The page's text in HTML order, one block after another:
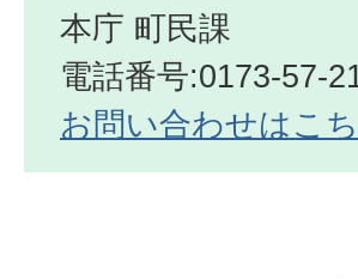
本庁 町民課
電話番号:0173-57-
お問い合わせはこ